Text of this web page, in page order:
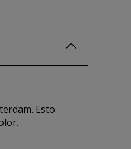
Esto